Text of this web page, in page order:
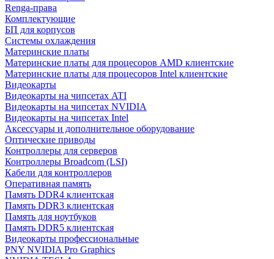
Renga-права
Комплектующие
БП для корпусов
Системы охлаждения
Материнские платы
Материнские платы для процесоров AMD клиентские
Материнские платы для процесоров Intel клиентские
Видеокарты
Видеокарты на чипсетах ATI
Видеокарты на чипсетах NVIDIA
Видеокарты на чипсетах Intel
Аксессуары и дополнительное оборудование
Оптические приводы
Контроллеры для серверов
Контроллеры Broadcom (LSI)
Кабели для контроллеров
Оперативная память
Память DDR4 клиентская
Память DDR3 клиентская
Память для ноутбуков
Память DDR5 клиентская
Видеокарты профессиональные
PNY NVIDIA Pro Graphics